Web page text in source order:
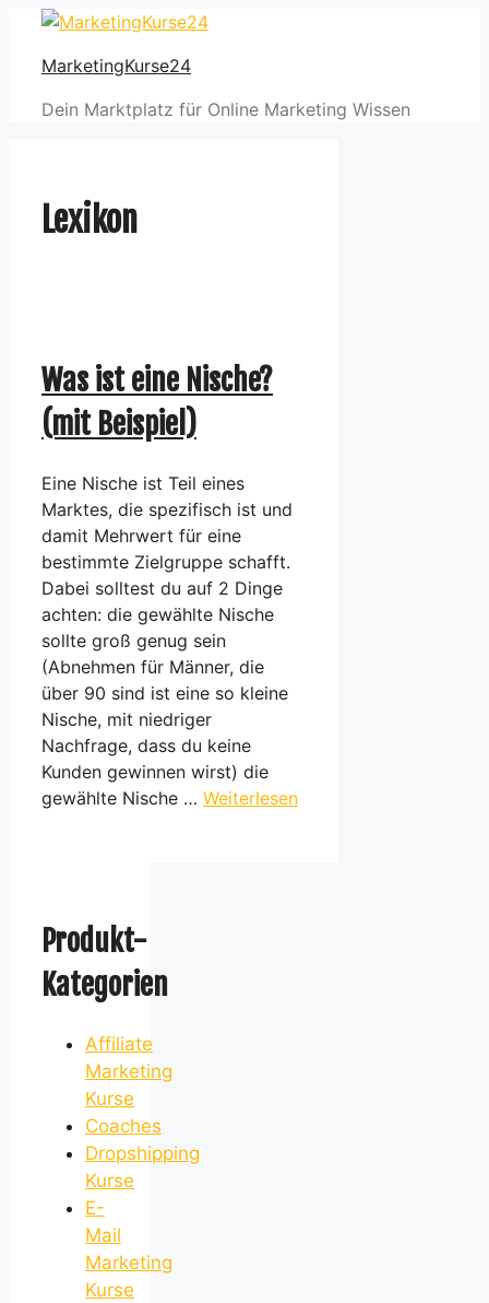
Zum
springen
MarketingKurse24
Dein Marktplatz für Online Marketing Wissen
Lexikon
Was ist eine Nische?
(mit Beispiel)
Eine Nische ist Teil eines
Marktes, die spezifisch ist und
damit Mehrwert für eine
bestimmte Zielgruppe schafft.
Dabei solltest du auf 2 Dinge
achten: die gewählte Nische
sollte groß genug sein
(Abnehmen für Männer, die
über 90 sind ist eine so kleine
Nische, mit niedriger
Nachfrage, dass du keine
Kunden gewinnen wirst) die
gewählte Nische … Weiterlesen
Produkt-
Kategorien
Affiliate
Marketing
Kurse
Coaches
Dropshipping
Kurse
E-
Mail
Marketing
Kurse